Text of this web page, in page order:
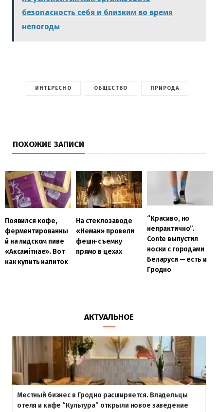
безопасность себя и близким во время
непогоды
ИНТЕРЕСНО ОБЩЕСТВО ПРИРОДА
ПОХОЖИЕ ЗАПИСИ
Появился кофе,
ферментированны
й на лидском пиве
«Аксамітнае». Вот
как купить напиток
На стеклозаводе
«Неман» провели
фешн-съемку
прямо в цехах
“Красиво, но
непрактично”.
Conte выпустил
носки с городами
Беларуси — есть и
Гродно
АКТУАЛЬНОЕ
Местный бизнес в Гродно расширяется. Владельцы
отеля и кафе “Культура” открыли новое заведение